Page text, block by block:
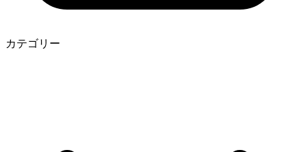
カテゴリー